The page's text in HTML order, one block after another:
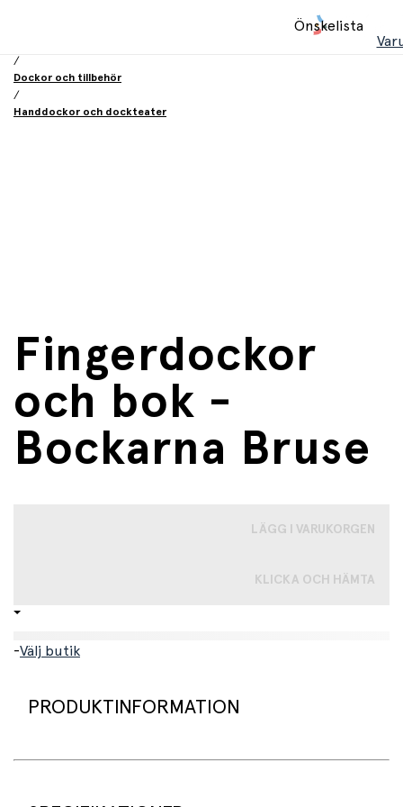
Önskelista
/
Dockor och tillbehör
/
Handdockor och dockteater
Fingerdockor
och bok -
Bockarna Bruse
LÄGG I VARUKORGEN
KLICKA OCH HÄMTA
-Välj butik
PRODUKTINFORMATION